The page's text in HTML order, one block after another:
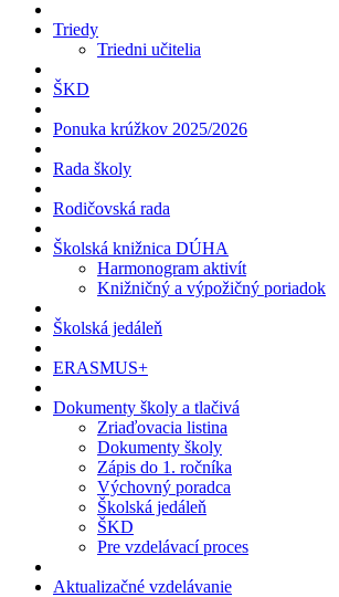
Triedy
Triedni učitelia
ŠKD
Ponuka krúžkov 2025/2026
Rada školy
Rodičovská rada
Školská knižnica DÚHA
Harmonogram aktivít
Knižničný a výpožičný poriadok
Školská jedáleň
ERASMUS+
Dokumenty školy a tlačivá
Zriaďovacia listina
Dokumenty školy
Zápis do 1. ročníka
Výchovný poradca
Školská jedáleň
ŠKD
Pre vzdelávací proces
Aktualizačné vzdelávanie